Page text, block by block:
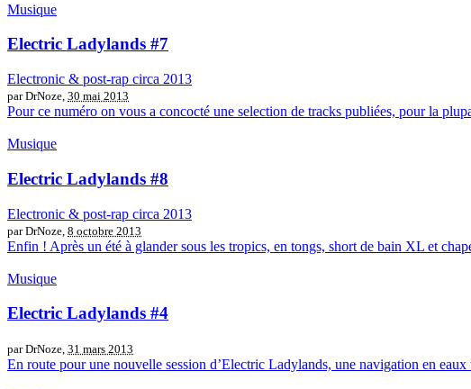
Musique
Electric Ladylands #7
Electronic & post-rap circa 2013
par DrNoze, 30 mai 2013
Pour ce numéro on vous a concocté une selection de tracks publiées, pour la
Musique
Electric Ladylands #8
Electronic & post-rap circa 2013
par DrNoze, 8 octobre 2013
Enfin ! Après un été à glander sous les tropics, en tongs, short de bain XL et
Musique
Electric Ladylands #4
par DrNoze, 31 mars 2013
En route pour une nouvelle session d’Electric Ladylands, une navigation en